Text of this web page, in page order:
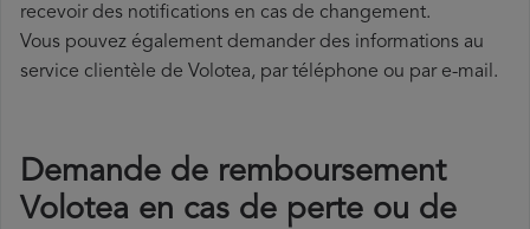
recevoir des notifications en cas de changement.
Vous pouvez également demander des informations au
service clientèle de Volotea, par téléphone ou par e-mail.
Demande de remboursement
Volotea en cas de perte ou de